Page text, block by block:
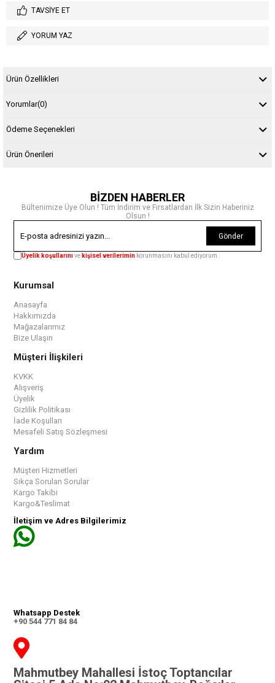
TAVSIYE ET
YORUM YAZ
Ürün Özellikleri
Yorumlar(0)
Ödeme Seçenekleri
Ürün Önerileri
BİZDEN HABERLER
Bültenimize Üye Olun ! Tüm İndirim ve Fırsatlardan İlk Sizin Haberiniz
Olsun !
Gönder
Üyelik koşullarınıve kişisel verilerimin korunmasını kabul ediyorum.
Kurumsal
Anasayfa
Hakkımızda
Mağazalarımız
Bize Ulaşın
Müşteri İlişkileri
KVKK
Alışveriş
Üyelik
Gizlilik Politikası
İade Koşulları
Mesafeli Satış Sözleşmesi
Yardım
Müşteri Hizmetleri
Sıkça Sorulan Sorular
Kargo Takibi
Kargo&Teslimat
İletişim ve Adres Bilgilerimiz
Whatsapp Destek
+90 544 771 84 84
Mahmutbey Mahallesi İstoç Toptancılar